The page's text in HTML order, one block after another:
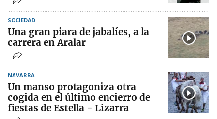
SOCIEDAD
Una gran piara de jabalíes, a la
carrera en Aralar
NAVARRA
Un manso protagoniza otra
cogida en el último encierro de
fiestas de Estella - Lizarra